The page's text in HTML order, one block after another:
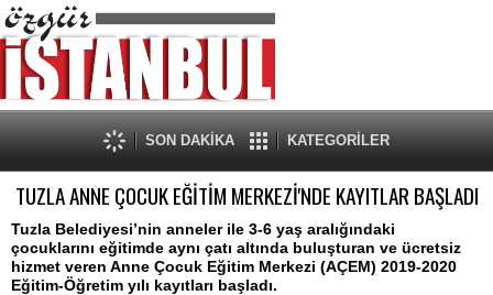
SON DAKİKA KATEGORİLER
TUZLA ANNE ÇOCUK EĞİTİM MERKEZİ'NDE KAYITLAR BAŞLADI
Tuzla Belediyesi’nin anneler ile 3-6 yaş aralığındaki
çocuklarını eğitimde aynı çatı altında buluşturan ve ücretsiz
hizmet veren Anne Çocuk Eğitim Merkezi (AÇEM) 2019-2020
Eğitim-Öğretim yılı kayıtları başladı.